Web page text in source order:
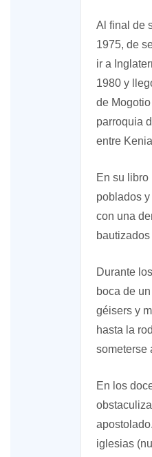
Al final de
1975, de
ir a
1980 y
de
parroquia
entre
En su
poblados
con una
Durante
boca de
géisers y
hasta la
someterse
En los
iglesias